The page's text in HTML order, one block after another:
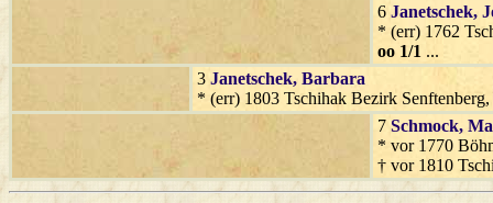
6 Janetschek,
* (err) 1762
oo 1/1 ...
3 Janetschek, Barbara
* (err) 1803 Tschihak Bezirk
7 Schmock,
* vor 1770
† vor 1810